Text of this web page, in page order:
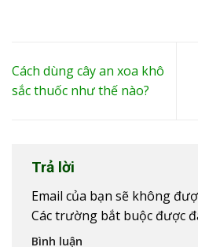
Cách dùng cây an xoa khô
sắc thuốc như thế nào?
Trả lời
Email của bạn sẽ không
Các trường bắt buộc được
Bình luận